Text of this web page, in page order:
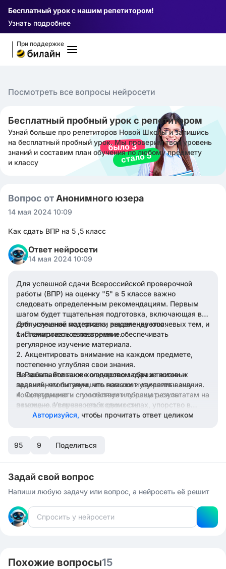
Бесплатный урок с нашим репетитором!
Узнать подробнее
При поддержке
Посмотреть все вопросы нейросети
Бесплатный пробный урок с репетитором
Узнай больше про репетиторов Новой Школы и запишись
на бесплатный пробный урок. Мы проверим твой уровень
знаний и составим план обучения по любому предмету
и классу
Вопрос от Анонимного юзера
14 мая 2024 10:09
Как сдать ВПР на 5 ,5 класс
Ответ нейросети
14 мая 2024 10:09
Для успешной сдачи Всероссийской проверочной
работы (ВПР) на оценку "5" в 5 классе важно
следовать определенным рекомендациям. Первым
шагом будет тщательная подготовка, включающая в
себя изучение материала, выделение ключевых тем, и
систематическое повторение.
Для успешной подготовки рекомендуется:
Планировать свое время и обеспечивать
регулярное изучение материала.
Акцентировать внимание на каждом предмете,
постепенно углубляя свои знания.
Решать большое количество задач и тестовых
заданий, чтобы улучшить навыки и закрепить знания.
Сотрудничать с учителями и обращаться за
помощью в случае необходимости.
Проходить пробные тесты, чтобы оценить свой
Не забывайте также о здоровом образе жизни и
правильном питании, что поможет улучшить вашу
концентрацию и способствует лучшим результатам на
экзамене. Уверенность в своих силах, упорство в
учебе и правильный подход к подготовке помогут вам
Авторизуйся, чтобы прочитать ответ целиком
95 9 Поделиться
Задай свой вопрос
Напиши любую задачу или вопрос, а нейросеть её решит
Похожие вопросы15